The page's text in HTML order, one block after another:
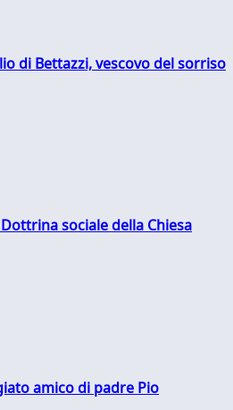
di Bettazzi, vescovo del sorriso
sociale della Chiesa
amico di padre Pio